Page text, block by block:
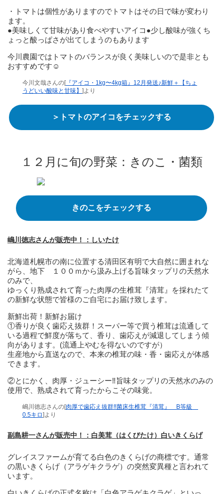
・トマトは個性がありますのでトマトはその日で味が変わり
ます。
●美味しくて甘味があり食べやすいアイコ●少し酸味が強くち
ょっと酸っぱさが出てしまうのもあります
今川農園ではトマトのバランスが良く美味しいので是非とも
おすすめです☺️
今川文哉さんの[『アイコ・1kg〜4kg箱』12月発送♪新鮮＋【ちょ
うどいい酸味と甘味】 ]より
＞トマトのアイコをチェックする
１２月に旬の野菜：きのこ・菌類
きのこをチェックする
嶋川徳志さんが販売中！：しいたけ
北海道札幌市の南に位置する清田区有明で大自然に囲まれな
がら、地下 １００ｍから汲み上げる旨味タップリの天然水
のみで、
ゆっくり熟成されて育った肉厚の生椎茸『清茸』を採れたて
の新鮮な状態で皆様のご自宅にお届け致します。
新鮮出荷！新鮮お届け
①香りが良く歯応え抜群！スーパー等で買う椎茸は流通して
いる過程で鮮度が落ちて、香り、歯応えが減退してしまう傾
向があります。(流通上やむを得ないのですが）
生産地から直送なので、本来の椎茸の味・香・歯応えが体感
できます。
②とにかく、肉厚・ジューシー‼旨味タップリの天然水のみの
使用で、熟成されて育ったからこその味覚。
嶋川徳志さんの[肉厚で歯応え抜群‼菌床生椎茸『清茸』 B等級
0.5キロ]より
副島耕一さんが販売中！：白美茸（はくびたけ）白いきくらげ
グレイスファームが育てる白色のきくらげの商標です。通常
の黒いきくらげ（アラゲキクラゲ）の突然変異種と言われて
います。